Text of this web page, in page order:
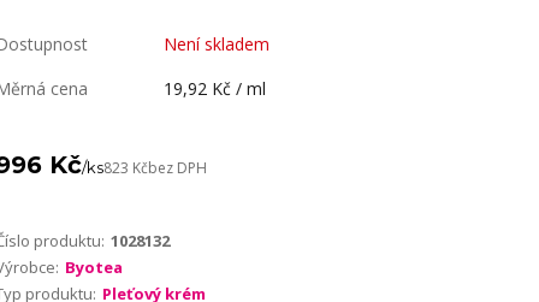
Není skladem
cena
19,92 Kč / ml
Kč/ks823 Kčbez DPH
produktu: 1028132
Byotea
produktu: Pleťový krém